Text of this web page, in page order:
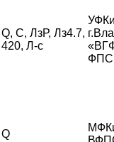
Q, С, ЛзР, Лз4.7,
420, Л-с
ФПС
Q